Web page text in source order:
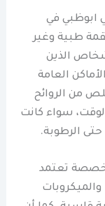
ابوظبي في
طبية وغير
الذين
العامة
من الروائح
سواء كانت
حتى الرطوبة.
تعتمد
والميكروبات